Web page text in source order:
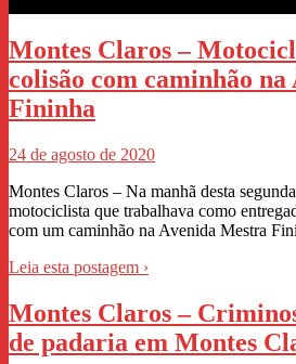
Montes Claros –
colisão com caminhão
Fininha
24 de agosto de 2020
Montes Claros – Na manhã desta
motociclista que trabalhava como
com um caminhão na Avenida Mestra
Leia esta postagem ›
Montes Claros –
de padaria em Montes